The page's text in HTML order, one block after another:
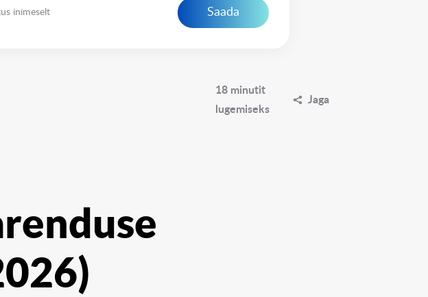
inimeselt Saada
18 minutit
lugemiseks
Jaga